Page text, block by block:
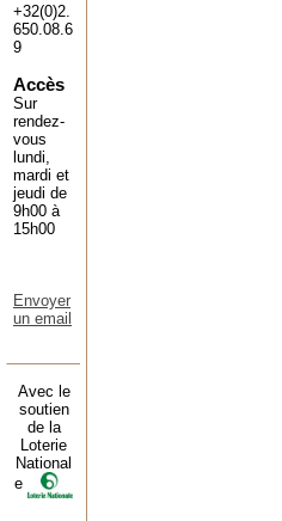
+32(0)2.
650.08.6
9
Accès
Sur
rendez-
vous
lundi,
mardi et
jeudi de
9h00 à
15h00
Envoyer
un email
Avec le
soutien
de la
Loterie
National
e